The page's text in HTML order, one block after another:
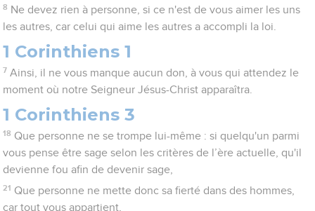
8 Ne devez rien à personne, si ce n'est de vous aimer les uns
les autres, car celui qui aime les autres a accompli la loi.
1 Corinthiens 1
7 Ainsi, il ne vous manque aucun don, à vous qui attendez le
moment où notre Seigneur Jésus-Christ apparaîtra.
1 Corinthiens 3
18 Que personne ne se trompe lui-même : si quelqu'un parmi
vous pense être sage selon les critères de l’ère actuelle, qu'il
devienne fou afin de devenir sage,
21 Que personne ne mette donc sa fierté dans des hommes,
car tout vous appartient,